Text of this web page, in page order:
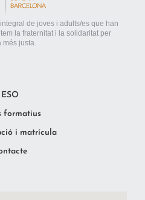
de joves i adults/es que han
la fraternitat i la solidaritat per
més justa.
ESO
formatius
i matrícula